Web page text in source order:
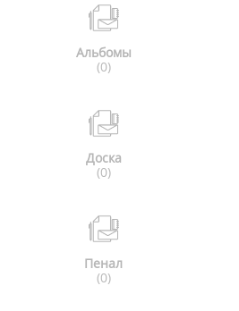
Альбомы
(0)
Доска
(0)
Пенал
(0)